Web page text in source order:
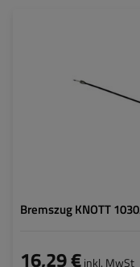
Bremszug KNOTT
16,29 €inkl. MwSt